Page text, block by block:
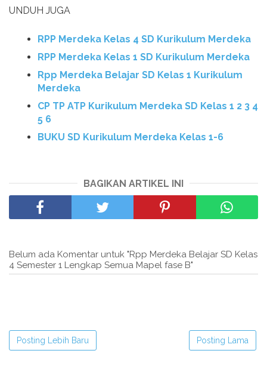
UNDUH JUGA
RPP Merdeka Kelas 4 SD Kurikulum Merdeka
RPP Merdeka Kelas 1 SD Kurikulum Merdeka
Rpp Merdeka Belajar SD Kelas 1 Kurikulum
Merdeka
CP TP ATP Kurikulum Merdeka SD Kelas 1 2 3 4
5 6
BUKU SD Kurikulum Merdeka Kelas 1-6
BAGIKAN ARTIKEL INI
Belum ada Komentar untuk "Rpp Merdeka Belajar SD Kelas
4 Semester 1 Lengkap Semua Mapel fase B"
Posting Lebih Baru Posting Lama